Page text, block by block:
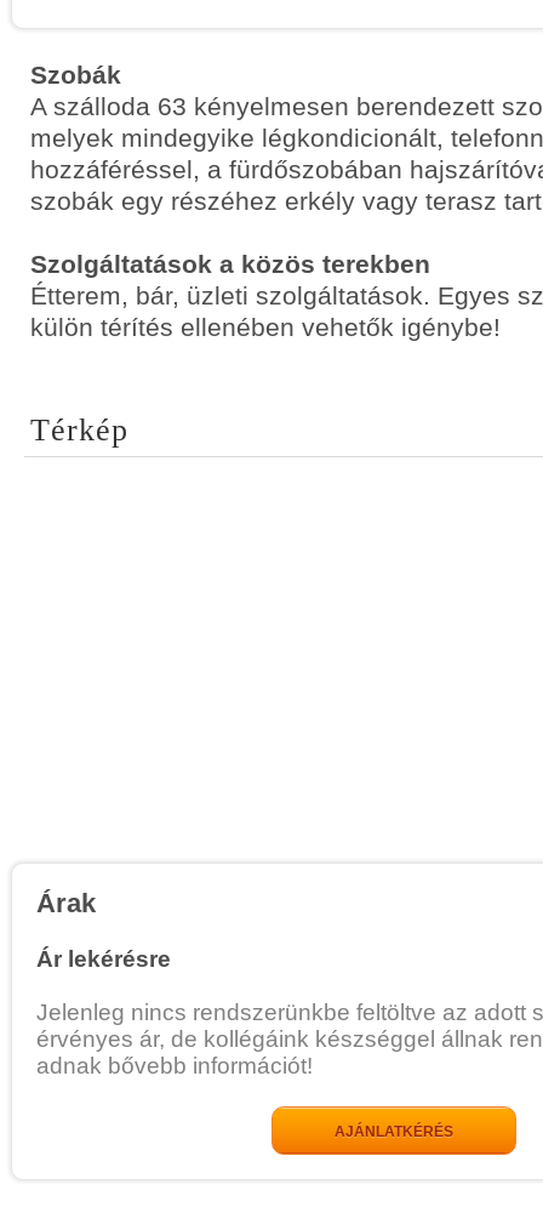
Szobák
A szálloda 63 kényelmesen berendezett
melyek mindegyike légkondicionált,
hozzáféréssel, a fürdőszobában
szobák egy részéhez erkély vagy terasz
Szolgáltatások a közös terekben
Étterem, bár, üzleti szolgáltatások. Egyes
külön térítés ellenében vehetők igénybe!
Térkép
Árak
Ár lekérésre
Jelenleg nincs rendszerünkbe feltöltve az adott
érvényes ár, de kollégáink készséggel állnak
adnak bővebb információt!
AJÁNLATKÉRÉS